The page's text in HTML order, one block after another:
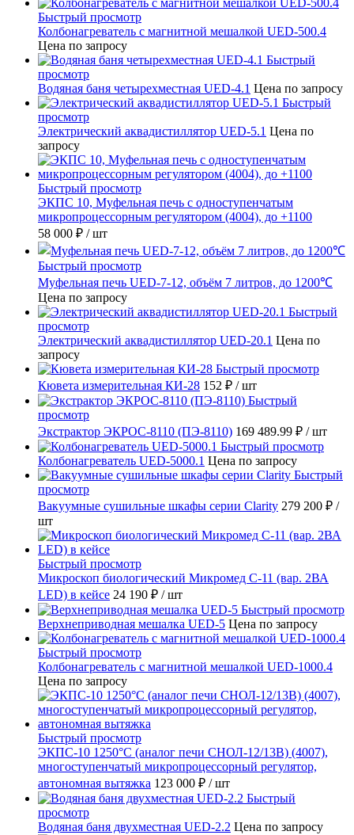
Быстрый просмотр
Колбонагреватель с магнитной мешалкой UED-500.4
Цена по запросу
Быстрый
просмотр
Водяная баня четырехместная UED-4.1 Цена по запросу
Быстрый
просмотр
Электрический аквадистиллятор UED-5.1 Цена по
запросу
Быстрый просмотр
ЭКПС 10, Муфельная печь с одноступенчатым
микропроцессорным регулятором (4004), до +1100
58 000 ₽ / шт
Быстрый просмотр
Муфельная печь UED-7-12, объём 7 литров, до 1200℃
Цена по запросу
Быстрый
просмотр
Электрический аквадистиллятор UED-20.1 Цена по
запросу
Быстрый просмотр
Кювета измерительная КИ-28 152 ₽ / шт
Быстрый
просмотр
Экстрактор ЭКРОС-8110 (ПЭ-8110) 169 489.99 ₽ / шт
Быстрый просмотр
Колбонагреватель UED-5000.1 Цена по запросу
Быстрый
просмотр
Вакуумные сушильные шкафы серии Clarity 279 200 ₽ /
шт
Быстрый просмотр
Микроскоп биологический Микромед С-11 (вар. 2ВА
LED) в кейсе 24 190 ₽ / шт
Быстрый просмотр
Верхнеприводная мешалка UED-5 Цена по запросу
Быстрый просмотр
Колбонагреватель с магнитной мешалкой UED-1000.4
Цена по запросу
Быстрый просмотр
ЭКПС-10 1250°С (аналог печи СНОЛ-12/13В) (4007),
многоступенчатый микропроцессорный регулятор,
автономная вытяжка 123 000 ₽ / шт
Быстрый
просмотр
Водяная баня двухместная UED-2.2 Цена по запросу